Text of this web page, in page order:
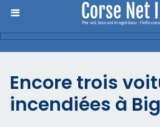
Encore trois
incendiées à